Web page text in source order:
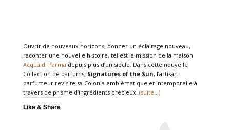
Ouvrir de nouveaux horizons, donner un éclairage nouveau,
raconter une nouvelle histoire, tel est la mission de la maison
Acqua di Parma depuis plus d’un siècle. Dans cette nouvelle
Collection de parfums, Signatures of the Sun, l’artisan
parfumeur revisite sa Colonia emblématique et intemporelle à
travers de prisme d’ingrédients précieux. (suite…)
Like & Share